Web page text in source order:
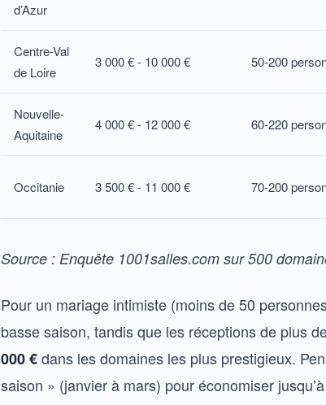
d’Azur
Centre-Val
de Loire
3 000 € - 10 000 € 50-200
Nouvelle-
Aquitaine
4 000 € - 12 000 € 60-220
Occitanie 3 500 € - 11 000 € 70-200
Source : Enquête 1001salles.com sur 500
Pour un mariage intimiste (moins de 50
basse saison, tandis que les réceptions de plus
000 €dans les domaines les plus prestigieux.
saison » (janvier à mars) pour économiser